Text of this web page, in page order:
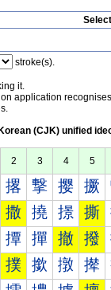
stroke(s).
it.
application
(CJK) unified
2 3 4 5
撂 撃 撄 撅
撒 撓 撔 撕
撢 撣 撤 撥
撲 撳 撴 撵